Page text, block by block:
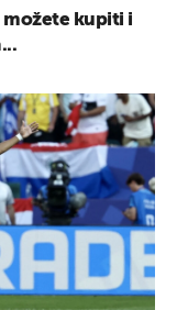
možete kupiti i